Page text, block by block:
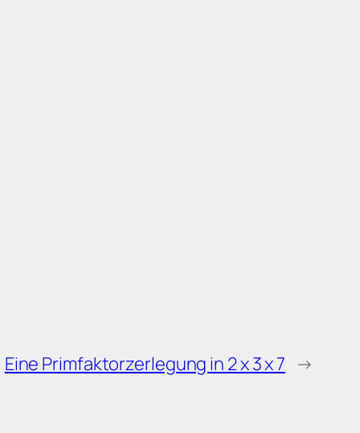
Eine Primfaktorzerlegung in 2 x 3 x 7 →